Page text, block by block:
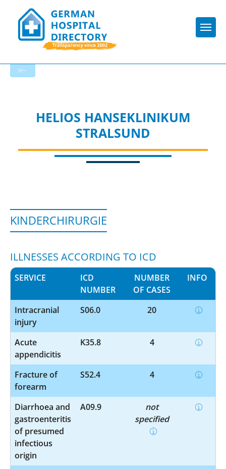
HELIOS HANSEKLINIKUM
STRALSUND
KINDERCHIRURGIE
ILLNESSES ACCORDING TO ICD
SERVICE
ICD
NUMBER
NUMBER
OF CASES
INFO
Intracranial
injury
S06.0 20
Acute
appendicitis
K35.8 4
Fracture of
forearm
S52.4 4
Diarrhoea and
gastroenteritis
of presumed
infectious
origin
A09.9
not
specified